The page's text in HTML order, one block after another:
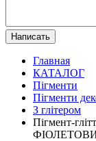
Написать
Главная
КАТАЛОГ
Пігменти
Пігменти
З глітером
Пігмент-